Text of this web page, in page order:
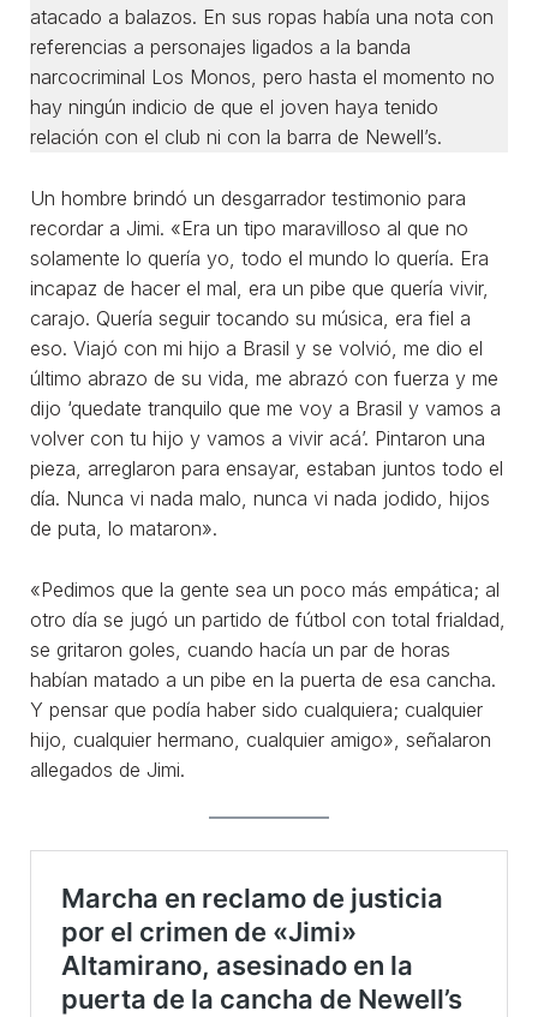
atacado a balazos. En sus ropas había una nota con
referencias a personajes ligados a la banda
narcocriminal Los Monos, pero hasta el momento no
hay ningún indicio de que el joven haya tenido
relación con el club ni con la barra de Newell’s.
Un hombre brindó un desgarrador testimonio para
recordar a Jimi. «Era un tipo maravilloso al que no
solamente lo quería yo, todo el mundo lo quería. Era
incapaz de hacer el mal, era un pibe que quería vivir,
carajo. Quería seguir tocando su música, era fiel a
eso. Viajó con mi hijo a Brasil y se volvió, me dio el
último abrazo de su vida, me abrazó con fuerza y me
dijo ‘quedate tranquilo que me voy a Brasil y vamos a
volver con tu hijo y vamos a vivir acá’. Pintaron una
pieza, arreglaron para ensayar, estaban juntos todo el
día. Nunca vi nada malo, nunca vi nada jodido, hijos
de puta, lo mataron».
«Pedimos que la gente sea un poco más empática; al
otro día se jugó un partido de fútbol con total frialdad,
se gritaron goles, cuando hacía un par de horas
habían matado a un pibe en la puerta de esa cancha.
Y pensar que podía haber sido cualquiera; cualquier
hijo, cualquier hermano, cualquier amigo», señalaron
allegados de Jimi.